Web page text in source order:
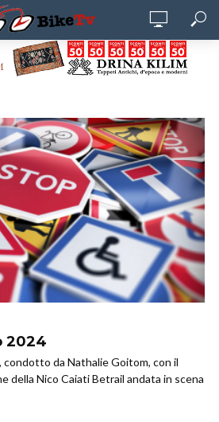
2024
da Nathalie Goitom, con il
della Nico Caiati Betrail andata in scena